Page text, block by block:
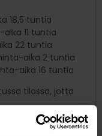
18,5 tuntia
11 tuntia
22 tuntia
aika 2 tuntia
aika 16 tuntia
tilassa, jotta
n 6sec, jolloin